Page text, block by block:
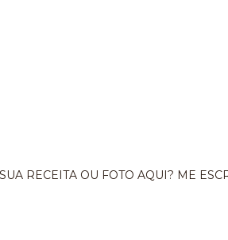
RECEITA OU FOTO AQUI? ME